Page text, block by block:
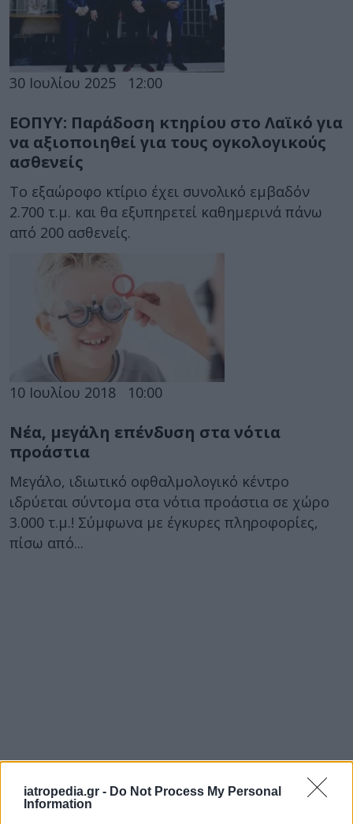
iatropedia.gr - Do Not Process My Personal
Information
30 Ιουλίου 2025 12:00
ΕΟΠΥΥ: Παράδοση κτηρίου στο Λαϊκό για
να αξιοποιηθεί για τους ογκολογικούς
ασθενείς
Το εξαώροφο κτίριο έχει συνολικό εμβαδόν
2.700 τ.μ. και θα εξυπηρετεί καθημερινά πάνω
από 200 ασθενείς.
10 Ιουλίου 2018 10:00
Νέα, μεγάλη επένδυση στα νότια
προάστια
Μεγάλο, ιδιωτικό οφθαλμολογικό κέντρο
ιδρύεται σύντομα στα νότια προάστια σε χώρο
3.000 τ.μ.! Σύμφωνα με έγκυρες πληροφορίες,
πίσω από...